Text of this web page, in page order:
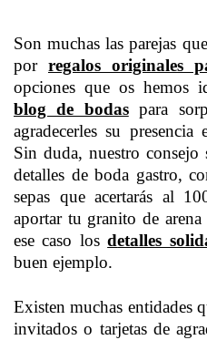
Son muchas las parejas
por regalos originales
opciones que os hemos
blog de bodaspara
agradecerles su
Sin duda, nuestro consejo
detalles de boda gastro,
sepas que acertarás al
aportar tu granito de
ese caso losdetalles
buen ejemplo.
Existen muchas entidades
invitados o tarjetas de